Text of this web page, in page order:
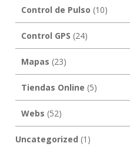
Control de Pulso (10)
Control GPS (24)
Mapas (23)
Tiendas Online (5)
Webs (52)
Uncategorized (1)